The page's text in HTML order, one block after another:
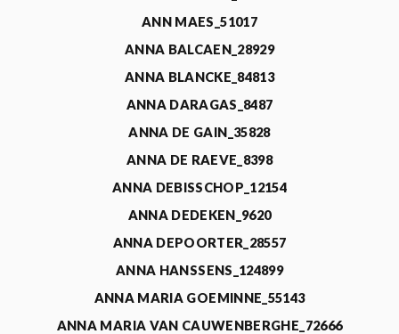
ANN MAES_51017
ANNA BALCAEN_28929
ANNA BLANCKE_84813
ANNA DARAGAS_8487
ANNA DE GAIN_35828
ANNA DE RAEVE_8398
ANNA DEBISSCHOP_12154
ANNA DEDEKEN_9620
ANNA DEPOORTER_28557
ANNA HANSSENS_124899
ANNA MARIA GOEMINNE_55143
ANNA MARIA VAN CAUWENBERGHE_72666